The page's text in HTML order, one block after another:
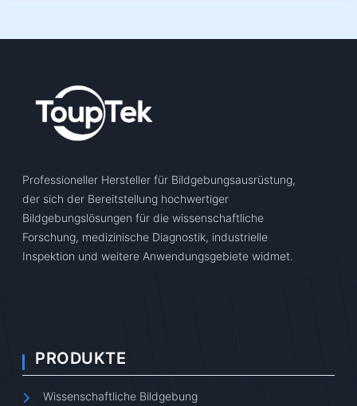
Professioneller Hersteller für Bildgebungsausrüstung,
der sich der Bereitstellung hochwertiger
Bildgebungslösungen für die wissenschaftliche
Forschung, medizinische Diagnostik, industrielle
Inspektion und weitere Anwendungsgebiete widmet.
PRODUKTE
Wissenschaftliche Bildgebung